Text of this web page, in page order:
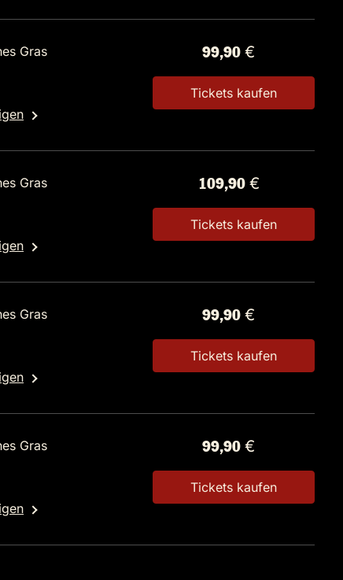
Gras
99,90 €
Tickets kaufen
Gras
109,90 €
Tickets kaufen
Gras
99,90 €
Tickets kaufen
Gras
99,90 €
Tickets kaufen